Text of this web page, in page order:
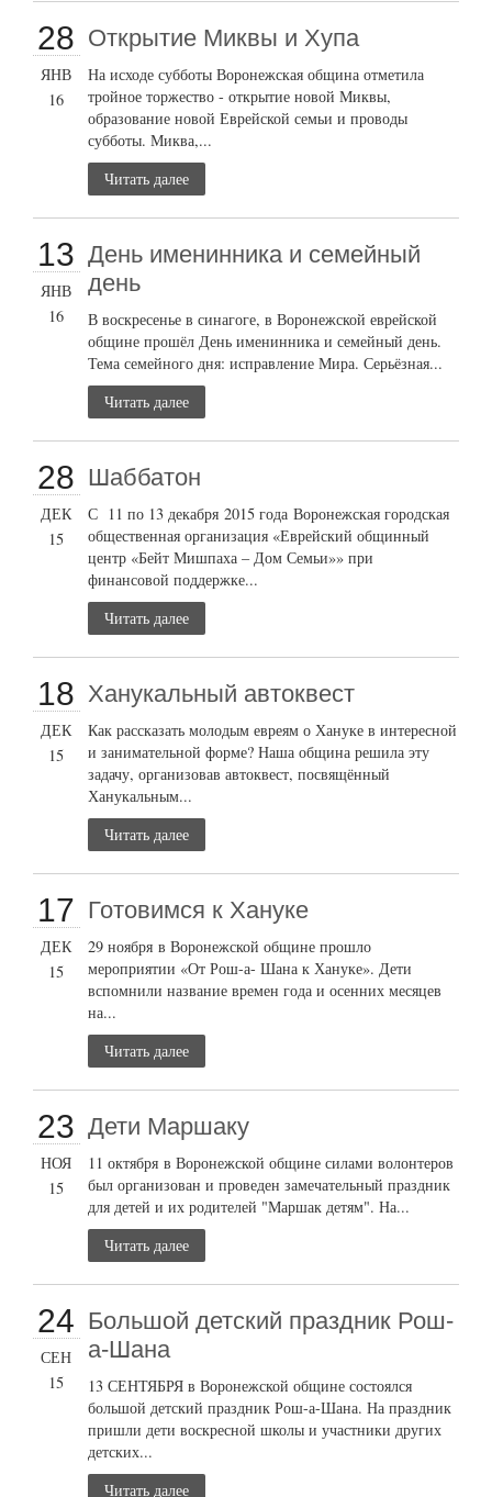
28
ЯНВ
16
Открытие Миквы и Хупа
На исходе субботы Воронежская община отметила
тройное торжество - открытие новой Миквы,
образование новой Еврейской семьи и проводы
субботы. Миква,...
Читать далее
13
ЯНВ
16
День именинника и семейный
день
В воскресенье в синагоге, в Воронежской еврейской
общине прошёл День именинника и семейный день.
Тема семейного дня: исправление Мира. Серьёзная...
Читать далее
28
ДЕК
15
Шаббатон
С 11 по 13 декабря 2015 года Воронежская городская
общественная организация «Еврейский общинный
центр «Бейт Мишпаха – Дом Семьи»» при
финансовой поддержке...
Читать далее
18
ДЕК
15
Ханукальный автоквест
Как рассказать молодым евреям о Хануке в интересной
и занимательной форме? Наша община решила эту
задачу, организовав автоквест, посвящённый
Ханукальным...
Читать далее
17
ДЕК
15
Готовимся к Хануке
29 ноября в Воронежской общине прошло
мероприятии «От Рош-а- Шана к Хануке». Дети
вспомнили название времен года и осенних месяцев
на...
Читать далее
23
НОЯ
15
Дети Маршаку
11 октября в Воронежской общине силами волонтеров
был организован и проведен замечательный праздник
для детей и их родителей "Маршак детям". На...
Читать далее
24
СЕН
15
Большой детский праздник Рош-
а-Шана
13 СЕНТЯБРЯ в Воронежской общине состоялся
большой детский праздник Рош-а-Шана. На праздник
пришли дети воскресной школы и участники других
детских...
Читать далее